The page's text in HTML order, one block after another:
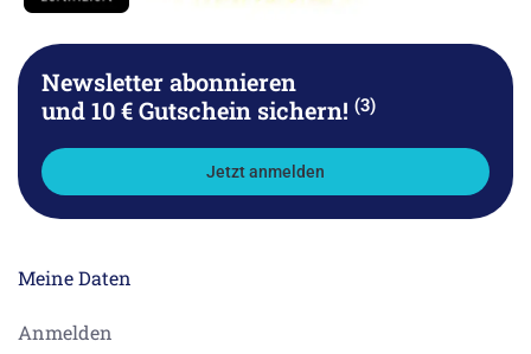
Newsletter abonnieren
und 10 € Gutschein sichern! (3)
Jetzt anmelden
Meine Daten
Anmelden